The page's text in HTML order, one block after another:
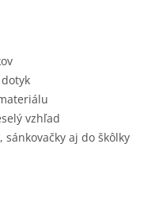
vzhľad
aj do škôlky